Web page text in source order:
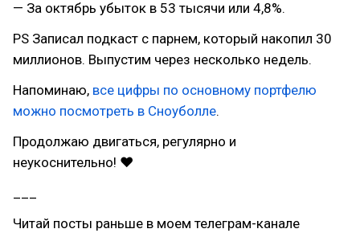
— За октябрь убыток в 53 тысячи или 4,8%.
PS Записал подкаст с парнем, который накопил 30
миллионов. Выпустим через несколько недель.
Напоминаю, все цифры по основному портфелю
можно посмотреть в Сноуболле.
Продолжаю двигаться, регулярно и
неукоснительно! ❤
Читай посты раньше в моем телеграм-канале